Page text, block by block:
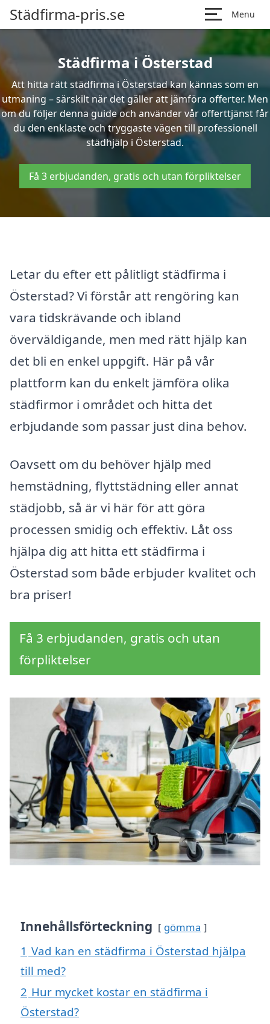
Städfirma-pris.se Menu
Städfirma i Österstad
Att hitta rätt städfirma i Österstad kan kännas som en
utmaning – särskilt när det gäller att jämföra offerter. Men
om du följer denna guide och använder vår offerttjänst får
du den enklaste och tryggaste vägen till professionell
städhjälp i Österstad.
Få 3 erbjudanden, gratis och utan förpliktelser
Letar du efter ett pålitligt städfirma i
Österstad? Vi förstår att rengöring kan
vara tidskrävande och ibland
överväldigande, men med rätt hjälp kan
det bli en enkel uppgift. Här på vår
plattform kan du enkelt jämföra olika
städfirmor i området och hitta det
erbjudande som passar just dina behov.
Oavsett om du behöver hjälp med
hemstädning, flyttstädning eller annat
städjobb, så är vi här för att göra
processen smidig och effektiv. Låt oss
hjälpa dig att hitta ett städfirma i
Österstad som både erbjuder kvalitet och
bra priser!
Få 3 erbjudanden, gratis och utan
förpliktelser
Innehållsförteckning gömma
1 Vad kan en städfirma i Österstad hjälpa
till med?
2 Hur mycket kostar en städfirma i
Österstad?